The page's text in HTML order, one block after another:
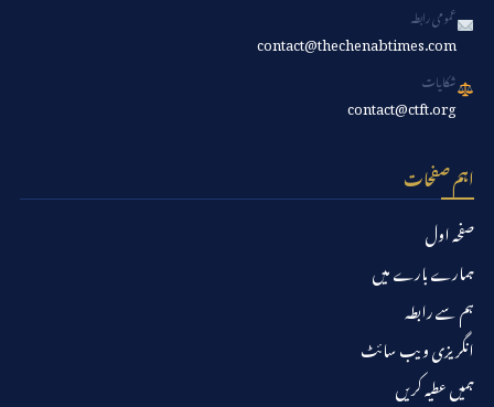
عمومی رابطہ
contact@thechenabtimes.com
شکایات
contact@ctft.org
اہم صفحات
صفحہ اول
ہمارے بارے میں
ہم سے رابطہ
انگریزی ویب سائٹ
ہمیں عطیہ کریں